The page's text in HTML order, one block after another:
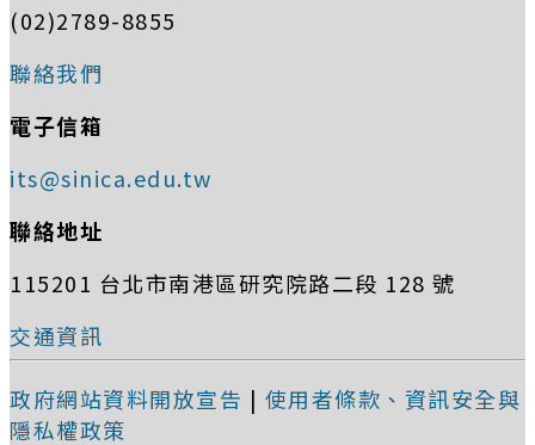
(02)2789-8855
聯絡我們
電子信箱
its@sinica.edu.tw
聯絡地址
115201 台北市南港區研究院路二段 128 號
交通資訊
政府網站資料開放宣告 | 使用者條款、資訊安全與
隱私權政策